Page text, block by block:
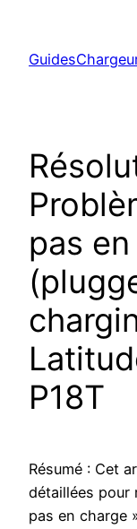
contenu
pas
P18T
Résumé : Cet
détaillées pour
pas en charge